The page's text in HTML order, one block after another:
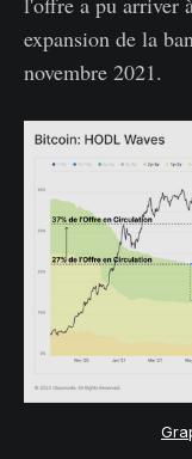
expansion de la
novembre 2021.